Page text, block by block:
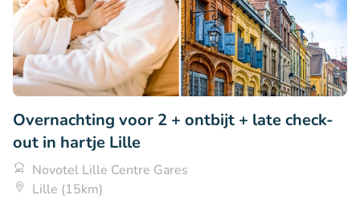
Overnachting voor 2 + ontbijt + late check-
out in hartje Lille
Novotel Lille Centre Gares
Lille (15km)